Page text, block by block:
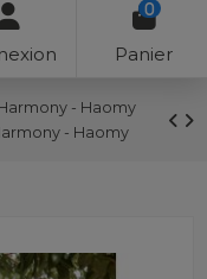
0
Panier
- Haomy
- Haomy